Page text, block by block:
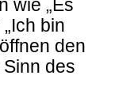
wie „Es
bin
den
des